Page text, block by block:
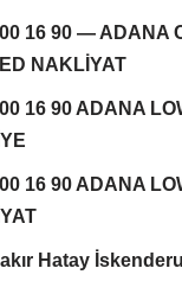
16 90 — ADANA
NAKLİYAT
16 90 ADANA
16 90 ADANA
Hatay